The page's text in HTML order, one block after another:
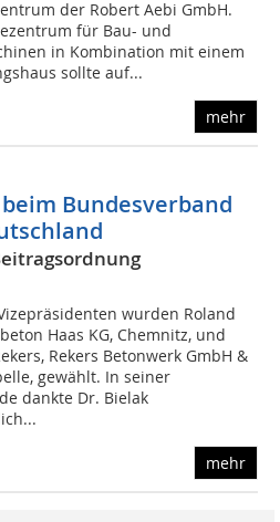
der Robert Aebi GmbH.
für Bau- und
in Kombination mit einem
sollte auf...
mehr
Bundesverband
wurden Roland
Haas KG, Chemnitz, und
Rekers Betonwerk GmbH &
gewählt. In seiner
dankte Dr. Bielak
mehr